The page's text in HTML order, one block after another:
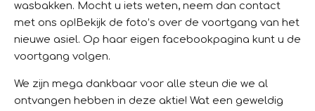
wasbakken. Mocht u iets weten, neem dan contact
met ons op!Bekijk de foto’s over de voortgang van het
nieuwe asiel. Op haar eigen facebookpagina kunt u de
voortgang volgen.
We zijn mega dankbaar voor alle steun die we al
ontvangen hebben in deze aktie! Wat een geweldig